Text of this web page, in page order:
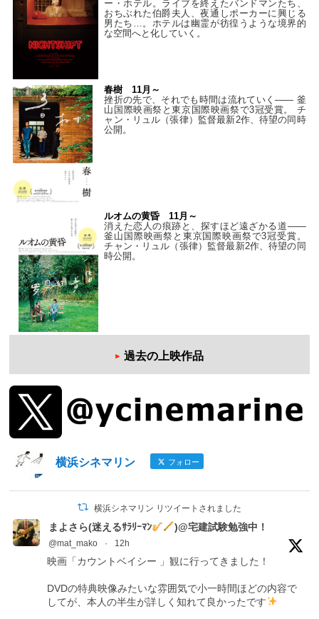
ー・ホテル。ライブを終えたバンドマンたち、
おちぶれた伯爵夫人、夜通しポーカーに興じる
男たち…。ホテルは幽霊が彷徨うような境界的
な空間へと化していく。
春樹 11月～
挫折の先で、それでも時間は流れていく—— 釜
山国際映画祭と東京国際映画祭で3冠受賞。 チ
ャン・リュル（張律）監督最新2作、待望の同時
公開。
ルオムの黄昏 11月～
消えた恋人の痕跡と、探すほど遠ざかる道——
釜山国際映画祭と東京国際映画祭で3冠受賞。
チャン・リュル（張律）監督最新2作、待望の同
時公開。
過去の上映作品
横浜シネマリン フォロー
横浜シネマリン リツイートされました
まよさら(迷えるｻﾗﾘｰﾏﾝ )@宅建試験勉強中！
@mat_mako · 12h
映画「カウントベイシー 」観に行ってきました！
DVDの特典映像みたいな雰囲気で小一時間ほどの内容で
してが、本人の半生が詳しく知れて良かったです